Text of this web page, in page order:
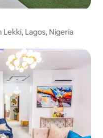
Lekki, Lagos, Nigeria